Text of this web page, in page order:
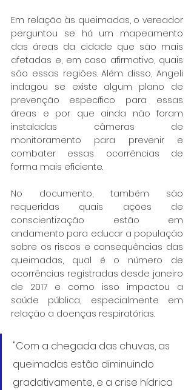
Em relação às queimadas, o vereador
perguntou se há um mapeamento
das áreas da cidade que são mais
afetadas e, em caso afirmativo, quais
são essas regiões. Além disso, Angeli
indagou se existe algum plano de
prevenção específico para essas
áreas e por que ainda não foram
instaladas câmeras de
monitoramento para prevenir e
combater essas ocorrências de
forma mais eficiente.
No documento, também são
requeridas quais ações de
conscientização estão em
andamento para educar a população
sobre os riscos e consequências das
queimadas, qual é o número de
ocorrências registradas desde janeiro
de 2017 e como isso impactou a
saúde pública, especialmente em
relação a doenças respiratórias.
"Com a chegada das chuvas, as
queimadas estão diminuindo
gradativamente, e a crise hídrica